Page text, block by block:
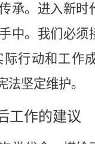
承。进入新时
中。 我们 必须
行动和工作
法坚定维护。
工作的建议